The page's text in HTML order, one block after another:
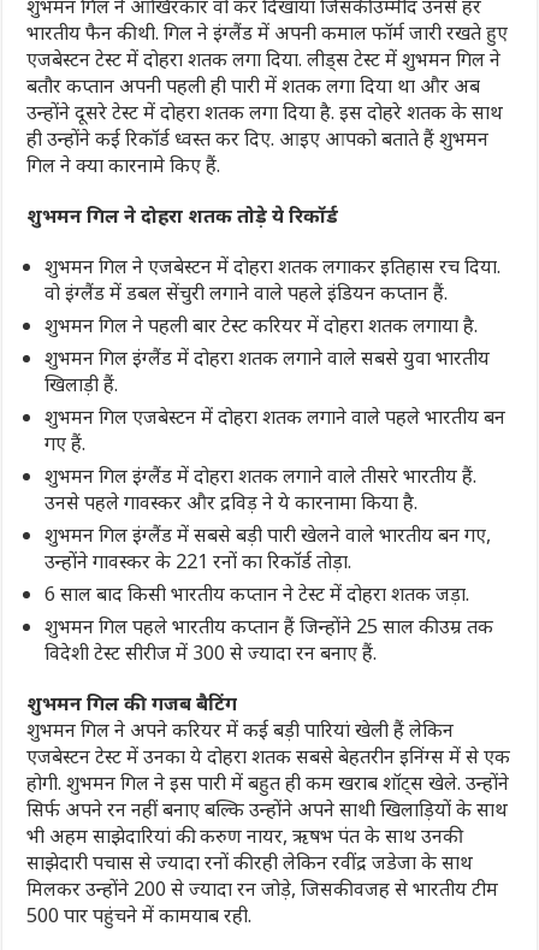
शुभमन गिल ने आखिरकार वो कर दिखाया जिसकी उम्मीद उनसे हर
भारतीय फैन की थी. गिल ने इंग्लैंड में अपनी कमाल फॉर्म जारी रखते हुए
एजबेस्टन टेस्ट में दोहरा शतक लगा दिया. लीड्स टेस्ट में शुभमन गिल ने
बतौर कप्तान अपनी पहली ही पारी में शतक लगा दिया था और अब
उन्होंने दूसरे टेस्ट में दोहरा शतक लगा दिया है. इस दोहरे शतक के साथ
ही उन्होंने कई रिकॉर्ड ध्वस्त कर दिए. आइए आपको बताते हैं शुभमन
गिल ने क्या कारनामे किए हैं.
शुभमन गिल ने दोहरा शतक तोड़े ये रिकॉर्ड
शुभमन गिल ने एजबेस्टन में दोहरा शतक लगाकर इतिहास रच दिया.
वो इंग्लैंड में डबल सेंचुरी लगाने वाले पहले इंडियन कप्तान हैं.
शुभमन गिल ने पहली बार टेस्ट करियर में दोहरा शतक लगाया है.
शुभमन गिल इंग्लैंड में दोहरा शतक लगाने वाले सबसे युवा भारतीय
खिलाड़ी हैं.
शुभमन गिल एजबेस्टन में दोहरा शतक लगाने वाले पहले भारतीय बन
गए हैं.
शुभमन गिल इंग्लैंड में दोहरा शतक लगाने वाले तीसरे भारतीय हैं.
उनसे पहले गावस्कर और द्रविड़ ने ये कारनामा किया है.
शुभमन गिल इंग्लैंड में सबसे बड़ी पारी खेलने वाले भारतीय बन गए,
उन्होंने गावस्कर के 221 रनों का रिकॉर्ड तोड़ा.
6 साल बाद किसी भारतीय कप्तान ने टेस्ट में दोहरा शतक जड़ा.
शुभमन गिल पहले भारतीय कप्तान हैं जिन्होंने 25 साल की उम्र तक
विदेशी टेस्ट सीरीज में 300 से ज्यादा रन बनाए हैं.
शुभमन गिल की गजब बैटिंग
शुभमन गिल ने अपने करियर में कई बड़ी पारियां खेली हैं लेकिन
एजबेस्टन टेस्ट में उनका ये दोहरा शतक सबसे बेहतरीन इनिंग्स में से एक
होगी. शुभमन गिल ने इस पारी में बहुत ही कम खराब शॉट्स खेले. उन्होंने
सिर्फ अपने रन नहीं बनाए बल्कि उन्होंने अपने साथी खिलाड़ियों के साथ
भी अहम साझेदारियां की. करुण नायर, ऋषभ पंत के साथ उनकी
साझेदारी पचास से ज्यादा रनों की रही लेकिन रवींद्र जडेजा के साथ
मिलकर उन्होंने 200 से ज्यादा रन जोड़े, जिसकी वजह से भारतीय टीम
500 पार पहुंचने में कामयाब रही.